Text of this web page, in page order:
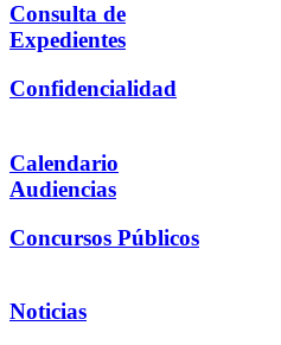
Consulta de
Expedientes
Confidencialidad
Calendario
Audiencias
Concursos Públicos
Noticias